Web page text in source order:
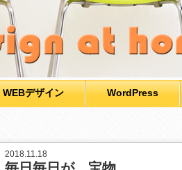
WEBデザイン WordPress
2018.11.18